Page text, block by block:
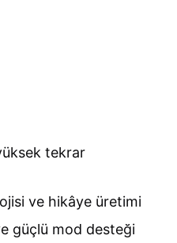
tekrar
ve hikâye üretimi
güçlü mod desteği